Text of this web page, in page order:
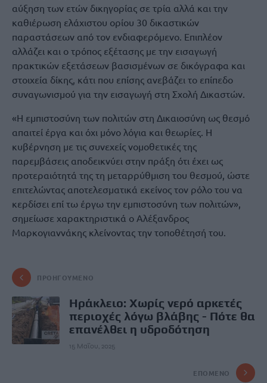
αύξηση των ετών δικηγορίας σε τρία αλλά και την
καθιέρωση ελάχιστου ορίου 30 δικαστικών
παραστάσεων από τον ενδιαφερόμενο. Επιπλέον
αλλάζει και ο τρόπος εξέτασης με την εισαγωγή
πρακτικών εξετάσεων βασισμένων σε δικόγραφα και
στοιχεία δίκης, κάτι που επίσης ανεβάζει το επίπεδο
συναγωνισμού για την εισαγωγή στη Σχολή Δικαστών.
«Η εμπιστοσύνη των πολιτών στη Δικαιοσύνη ως θεσμό
απαιτεί έργα και όχι μόνο λόγια και θεωρίες. Η
κυβέρνηση με τις συνεχείς νομοθετικές της
παρεμβάσεις αποδεικνύει στην πράξη ότι έχει ως
προτεραιότητά της τη μεταρρύθμιση του θεσμού, ώστε
επιτελώντας αποτελεσματικά εκείνος τον ρόλο του να
κερδίσει επί τω έργω την εμπιστοσύνη των πολιτών»,
σημείωσε χαρακτηριστικά ο Αλέξανδρος
Μαρκογιαννάκης κλείνοντας την τοποθέτησή του.
ΠΡΟΗΓΟΎΜΕΝΟ
Ηράκλειο: Χωρίς νερό αρκετές
περιοχές λόγω βλάβης - Πότε θα
επανέλθει η υδροδότηση
15 Μαΐου, 2025
ΕΠΌΜΕΝΟ